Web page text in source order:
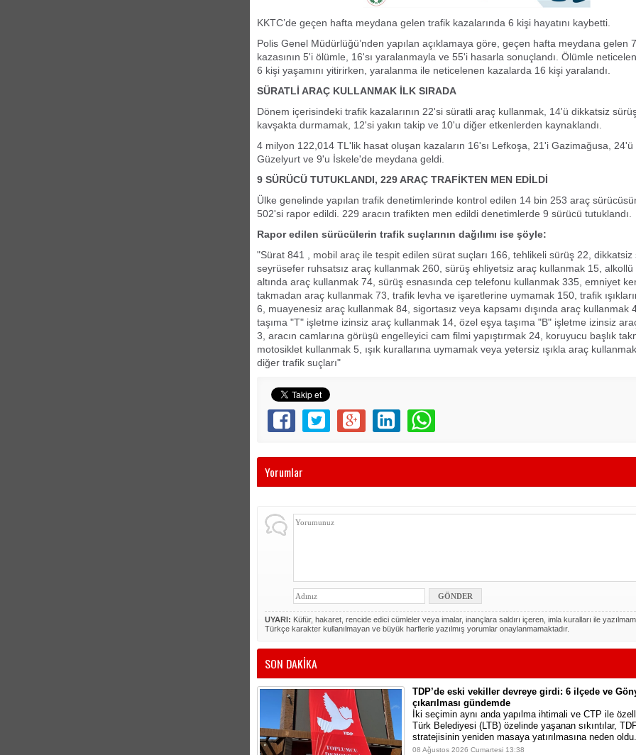
KKTC’de geçen hafta meydana gelen trafik kazalarında 6 kişi hayatını kaybetti.
Polis Genel Müdürlüğü’nden yapılan açıklamaya göre, geçen hafta meydana gelen
kazasının 5'i ölümle, 16'sı yaralanmayla ve 55'i hasarla sonuçlandı. Ölümle
6 kişi yaşamını yitirirken, yaralanma ile neticelenen kazalarda 16 kişi yaralandı.
SÜRATLİ ARAÇ KULLANMAK İLK SIRADA
Dönem içerisindeki trafik kazalarının 22'si süratli araç kullanmak, 14'ü dikkatsiz
kavşakta durmamak, 12'si yakın takip ve 10'u diğer etkenlerden kaynaklandı.
4 milyon 122,014 TL'lik hasat oluşan kazaların 16'sı Lefkoşa, 21'i Gazimağusa, 24'ü
Güzelyurt ve 9'u İskele'de meydana geldi.
9 SÜRÜCÜ TUTUKLANDI, 229 ARAÇ TRAFİKTEN MEN EDİLDİ
Ülke genelinde yapılan trafik denetimlerinde kontrol edilen 14 bin 253 araç
502'si rapor edildi. 229 aracın trafikten men edildi denetimlerde 9 sürücü tutuklandı.
Rapor edilen sürücülerin trafik suçlarının dağılımı ise şöyle:
"Sürat 841 , mobil araç ile tespit edilen sürat suçları 166, tehlikeli sürüş 22, dikkatsiz
seyrüsefer ruhsatsız araç kullanmak 260, sürüş ehliyetsiz araç kullanmak 15, alkollü
altında araç kullanmak 74, sürüş esnasında cep telefonu kullanmak 335, emniyet
takmadan araç kullanmak 73, trafik levha ve işaretlerine uymamak 150, trafik
6, muayenesiz araç kullanmak 84, sigortasız veya kapsamı dışında araç kullanmak
taşıma "T" işletme izinsiz araç kullanmak 14, özel eşya taşıma "B" işletme izinsiz
3, aracın camlarına görüşü engelleyici cam filmi yapıştırmak 24, koruyucu başlık
motosiklet kullanmak 5, ışık kurallarına uymamak veya yetersiz ışıkla araç
diğer trafik suçları"
Yorumlar
UYARI: Küfür, hakaret, rencide edici cümleler veya imalar, inançlara saldırı içeren, imla kuralları ile
Türkçe karakter kullanılmayan ve büyük harflerle yazılmış yorumlar onaylanmamaktadır.
SON DAKİKA
TDP’de eski vekiller devreye girdi: 6 ilçede ve
çıkarılması gündemde
İki seçimin aynı anda yapılma ihtimali ve CTP ile
Türk Belediyesi (LTB) özelinde yaşanan sıkıntılar,
stratejisinin yeniden masaya yatırılmasına neden oldu.
08 Ağustos 2026 Cumartesi 13:38